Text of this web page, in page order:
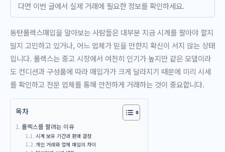
다면 이번 글에서 실제 거래에 필요한 정보를 확인하세요.
동탄롤렉스매입을 알아보는 사람들은 대부분 지금 시계를 팔아야 할지
말지 고민하고 있거나, 어느 업체가 믿을 만한지 확신이 서지 않는 상태
입니다. 롤렉스는 중고 시장에서 여전히 인기가 높지만 같은 모델이라
도 컨디션과 구성품에 따라 매입가가 크게 달라지기 때문에 미리 시세
를 확인하고 전문 업체를 통해 안전하게 거래하는 것이 중요합니다.
목차
롤렉스를 팔려는 이유
시계 보유 기간과 판매 결정
개인 거래와 업체 매입의 차이